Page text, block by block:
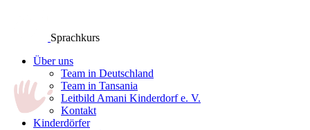
Sprachkurs
Über uns
Team in Deutschland
Team in Tansania
Leitbild Amani Kinderdorf e. V.
Kontakt
Kinderdörfer